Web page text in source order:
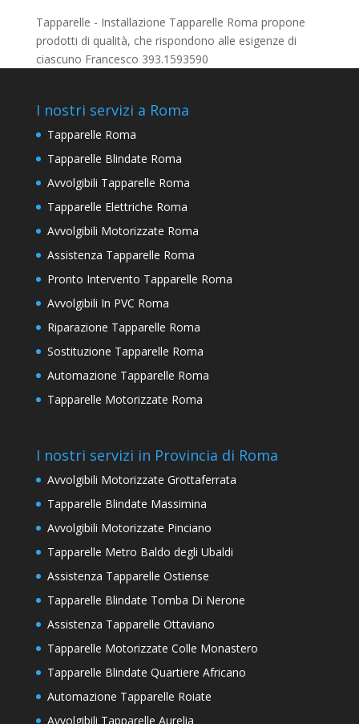
Tapparelle - Installazione Tapparelle Roma propone
prodotti di qualità, che rispondono alle esigenze di
ciascuno Francesco 393.1593590
I nostri servizi a Roma
Tapparelle Roma
Tapparelle Blindate Roma
Avvolgibili Tapparelle Roma
Tapparelle Elettriche Roma
Avvolgibili Motorizzate Roma
Assistenza Tapparelle Roma
Pronto Intervento Tapparelle Roma
Avvolgibili In PVC Roma
Riparazione Tapparelle Roma
Sostituzione Tapparelle Roma
Automazione Tapparelle Roma
Tapparelle Motorizzate Roma
I nostri servizi in Provincia di Roma
Avvolgibili Motorizzate Grottaferrata
Tapparelle Blindate Massimina
Avvolgibili Motorizzate Pinciano
Tapparelle Metro Baldo degli Ubaldi
Assistenza Tapparelle Ostiense
Tapparelle Blindate Tomba Di Nerone
Assistenza Tapparelle Ottaviano
Tapparelle Motorizzate Colle Monastero
Tapparelle Blindate Quartiere Africano
Automazione Tapparelle Roiate
Avvolgibili Tapparelle Aurelia